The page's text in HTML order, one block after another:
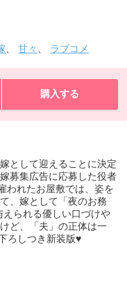
、甘々 、 ラブコメ
購入する
として迎えることに決定
募集広告に応募した役者
れたお屋敷では、姿を
、嫁として「夜のお務
られる優しい口づけや
ど、「夫」の正体は一
ろしつき新装版♥